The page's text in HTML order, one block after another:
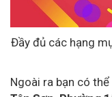
Đầy đủ các hạng
Ngoài ra bạn có